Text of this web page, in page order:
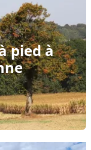
pied à